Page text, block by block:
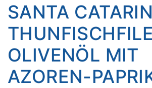
SANTA
OLIVENÖL MIT
AZOREN-